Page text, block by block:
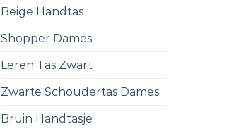
Beige Handtas
Shopper Dames
Leren Tas Zwart
Zwarte Schoudertas Dames
Bruin Handtasje